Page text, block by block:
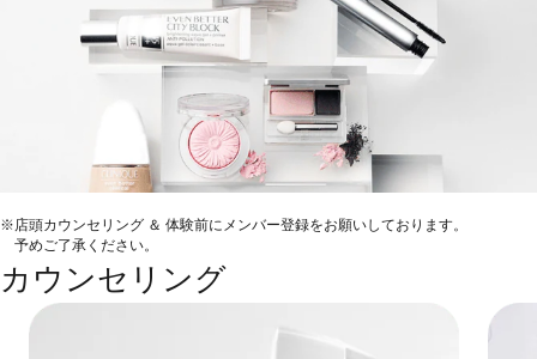
※店頭カウンセリング ＆ 体験前にメンバー登録をお願いしております。
予めご了承ください。
カウンセリング